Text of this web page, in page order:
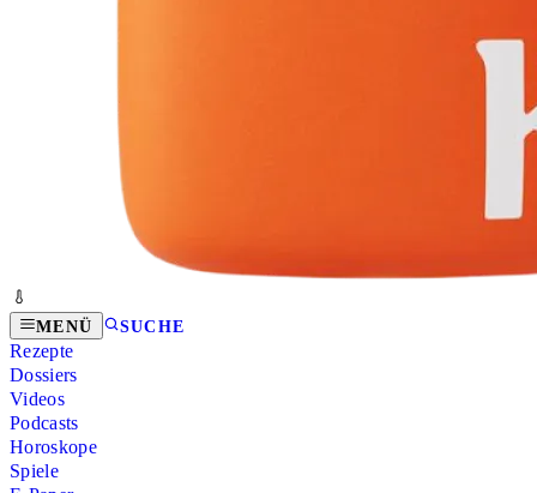
MENÜ SUCHE
Rezepte
Dossiers
Videos
Podcasts
Horoskope
Spiele